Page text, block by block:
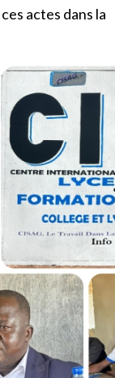
actes dans la